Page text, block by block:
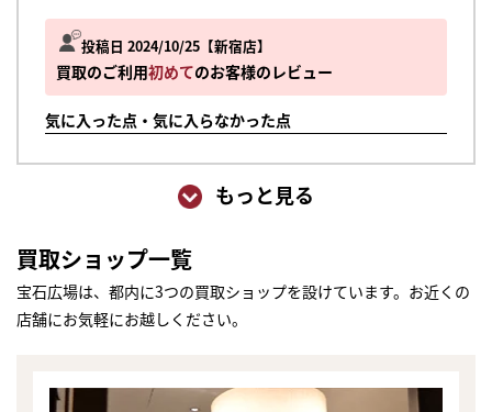
投稿日 2024/10/25 新宿店
買取のご利用初めてのお客様のレビュー
気に入った点・気に入らなかった点
もっと見る
買取ショップ一覧
宝石広場は、都内に3つの買取ショップを設けています。お近くの
店舗にお気軽にお越しください。